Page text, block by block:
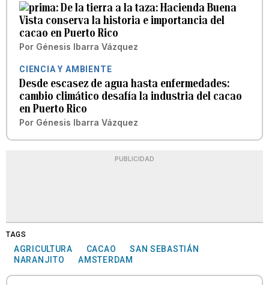
De la tierra a la taza: Hacienda Buena
Vista conserva la historia e importancia del
cacao en Puerto Rico
Por Génesis Ibarra Vázquez
CIENCIA Y AMBIENTE
Desde escasez de agua hasta enfermedades:
cambio climático desafía la industria del cacao
en Puerto Rico
Por Génesis Ibarra Vázquez
PUBLICIDAD
TAGS
AGRICULTURA CACAO
SAN SEBASTIÁN
NARANJITO
AMSTERDAM